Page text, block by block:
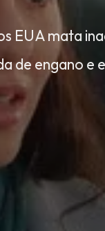
EUA mata
de engano e